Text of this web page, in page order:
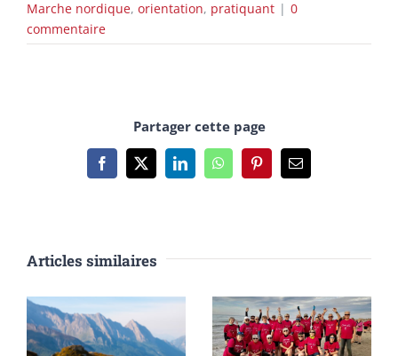
Marche nordique, orientation, pratiquant | 0
commentaire
Partager cette page
Facebook
X LinkedInWhatsAppPinterestEmail
Articles similaires